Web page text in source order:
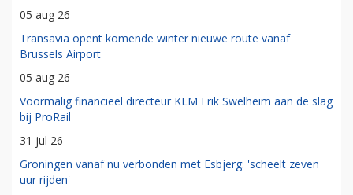
05 aug 26
Transavia opent komende winter nieuwe route vanaf
Brussels Airport
05 aug 26
Voormalig financieel directeur KLM Erik Swelheim aan de slag
bij ProRail
31 jul 26
Groningen vanaf nu verbonden met Esbjerg: 'scheelt zeven
uur rijden'